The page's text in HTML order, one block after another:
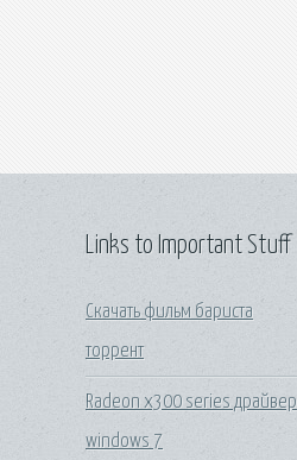
Links to Important Stuff
Скачать фильм бариста
торрент
Radeon x300 series драйвер
windows 7